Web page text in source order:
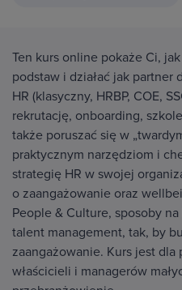
Ten kurs online pokaże Ci,
podstaw i działać jak partner
HR (klasyczny, HRBP, COE,
rekrutację, onboarding,
także poruszać się w
praktycznym narzędziom i
strategię HR w swojej
o zaangażowanie oraz
People & Culture, sposoby
talent management, tak, by
zaangażowanie. Kurs jest
właścicieli i managerów